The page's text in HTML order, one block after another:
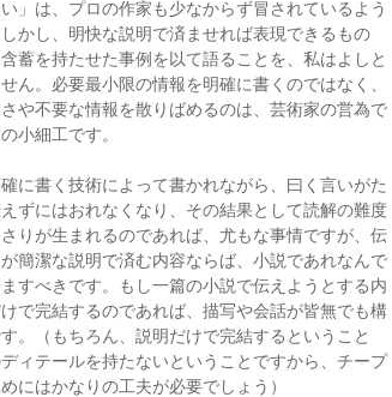
」は、プロの作家も少なからず冒されているよう
かし、明快な説明で済ませれば表現できるもの
蓄を持たせた事例を以て語ることを、私はよしと
ん。必要最小限の情報を明確に書くのではなく、
や不要な情報を散りばめるのは、芸術家の営為で
小細工です。
に書く技術によって書かれながら、曰く言いがた
ずにはおれなくなり、その結果として読解の難度
りが生まれるのであれば、尤もな事情ですが、伝
簡潔な説明で済む内容ならば、小説であれなんで
すべきです。もし一篇の小説で伝えようとする内
で完結するのであれば、描写や会話が皆無でも構
。（もちろん、説明だけで完結するということ
ィテールを持たないということですから、チープ
にはかなりの工夫が必要でしょう）